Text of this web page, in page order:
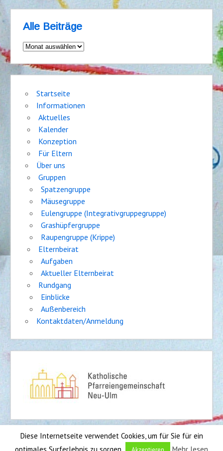
Alle Beiträge
Alle
Beiträge
Startseite
Informationen
Aktuelles
Kalender
Konzeption
Für Eltern
Über uns
Gruppen
Spatzengruppe
Mäusegruppe
Eulengruppe (Integrativgruppegruppe)
Grashüpfergruppe
Raupengruppe (Krippe)
Elternbeirat
Aufgaben
Aktueller Elternbeirat
Rundgang
Einblicke
Außenbereich
Kontaktdaten/Anmeldung
Diese Internetseite verwendet Cookies, um für Sie für ein